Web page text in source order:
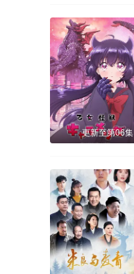
更新至第06集